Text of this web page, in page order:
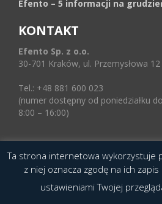
Efento – 5 informacji na
KONTAKT
Efento Sp. z o.o.
30-701 Kraków, ul. Przemysłowa 12
Tel.: +48 881 600 023
(numer dostępny od poniedziałku
8:00 – 16:00)
© 2016 Copyright by Efento. All rights reserved.
Projekt i wykonanieAgencja Interaktywna
Epoka (e-poka.com).
Ta strona internetowa wykorzystuje
z niej oznacza zgodę na ich
ustawieniami Twojej